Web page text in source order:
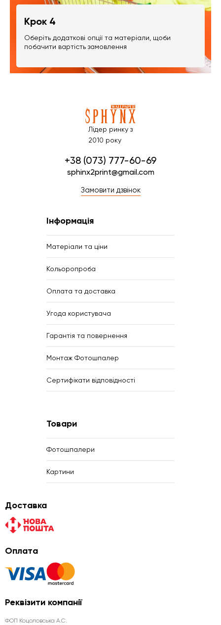
Крок 4
Оберіть додаткові опції та матеріали, щоби
побачити вартість замовлення
Лідер ринку з
2010 року
+38 (073) 777-60-69
sphinx2print@gmail.com
Замовити дзвінок
Інформація
Матеріали та ціни
Кольоропроба
Оплата та доставка
Угода користувача
Гарантія та повернення
Монтаж Фотошпалер
Сертифікати відповідності
Товари
Фотошпалери
Картини
Доставка
Оплата
Реквізити компанії
ФОП Коцоловська А.С.